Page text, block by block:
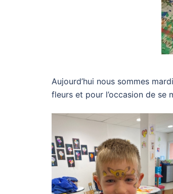
Aujourd’hui nous sommes
fleurs et pour l’occasion de se